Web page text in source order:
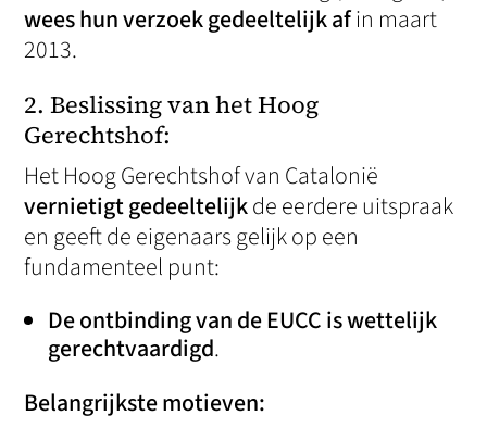
wees hun verzoek gedeeltelijk afin maart
2013.
2. Beslissing van het Hoog
Gerechtshof:
Het Hoog Gerechtshof van Catalonië
vernietigt gedeeltelijkde eerdere uitspraak
en geeft de eigenaars gelijk op een
fundamenteel punt:
De ontbinding van de EUCC is wettelijk
gerechtvaardigd.
Belangrijkste motieven: